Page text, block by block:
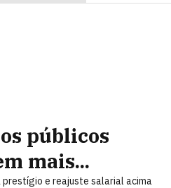
públicos
mais...
prestígio e reajuste salarial acima